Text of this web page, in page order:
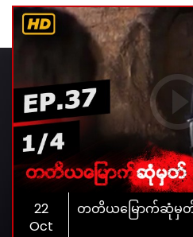
22
Oct
တတိယမြောက်ဆုံမှတ်